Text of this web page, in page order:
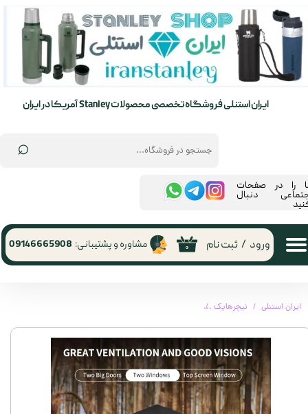
⌕
ایران استنلی فروشگاه تخصصی محصولات Stanley آمریکا در ایران
۰ ورود / ثبت نام
حساب کاربری من
تغییر گذر واژه
مشاوره و پشتیبانی: 09146665908
را در صفحات
دنبال
ایران استنلی نیچرهایک